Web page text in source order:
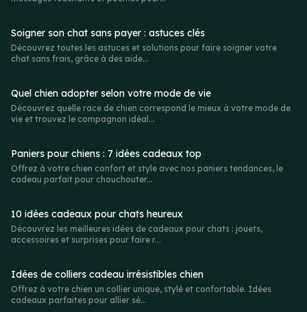
Soigner son chat sans payer : astuces clés
Découvrez toutes les astuces et solutions pour faire soigner votre
chat sans frais, grâce à des aide...
Quel chien adopter selon votre mode de vie
Découvrez quelle race de chien correspond le mieux à votre mode de
vie et trouvez le compagnon idéal...
Paniers pour chiens : 7 idées cadeaux top
Offrez à votre chien confort et style avec nos paniers tendances, le
cadeau parfait pour chouchouter...
10 idées cadeaux pour chats heureux
Découvrez les meilleures idées de cadeaux pour chats : jouets,
accessoires et surprises pour faire r...
Idées de colliers cadeau irrésistibles chien
Offrez à votre chien un collier unique, stylé et confortable. Idées
cadeaux parfaites pour allier sé...